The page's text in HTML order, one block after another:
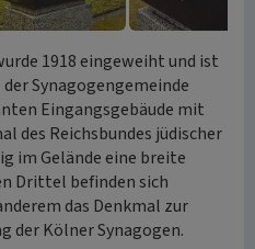
1918 eingeweiht und ist
Synagogengemeinde
Eingangsgebäude mit
des Reichsbundes jüdischer
im Gelände eine breite
Drittel befinden sich
das Denkmal zur
der Kölner Synagogen.